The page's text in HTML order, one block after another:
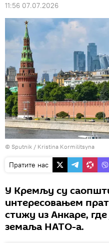
11:56 07.07.2026
© Sputnik / Kristina Kormilitsyna
Пратите нас
У Кремљу су
интересовањем
стижу из Анкаре,
земаља НАТО-а.